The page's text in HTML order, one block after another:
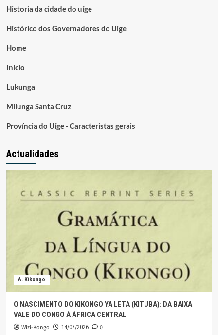
Historia da cidade do uíge
Histórico dos Governadores do Uige
Home
Início
Lukunga
Milunga Santa Cruz
Província do Uíge - Caracteristas gerais
Actualidades
A. Kikongo
O NASCIMENTO DO KIKONGO YA LETA (KITUBA): DA BAIXA
VALE DO CONGO À ÁFRICA CENTRAL
Wizi-Kongo 14/07/2026 0